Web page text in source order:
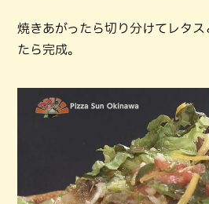
焼きあがったら切り分けてレタ
たら完成。